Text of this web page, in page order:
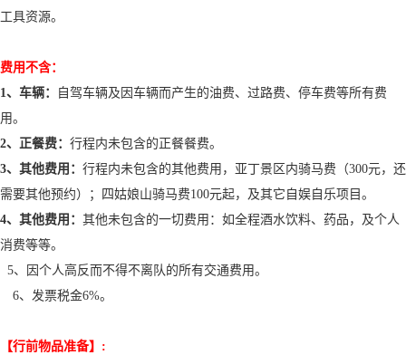
工具资源。
费用不含：
1、 车辆：
自驾车辆及因车辆而产生的油费、过路费、停车费等所有费
用。
2、正餐费： 行程内未包含的正餐餐费。
3、其他费用 ： 行程内未包含的其他费用 ， 亚丁景区内骑马费（300元，还
需要其他预约）；
四姑娘山骑马费100元起， 及其它自娱自乐项目。
4、其他费用： 其他未包含的一切费用：如全程酒水饮料、药品，及个人
消费等等。
5、因个人高反而不得不离队的所有交通费用。
6、发票税金6%。
【行前物品准备】 :